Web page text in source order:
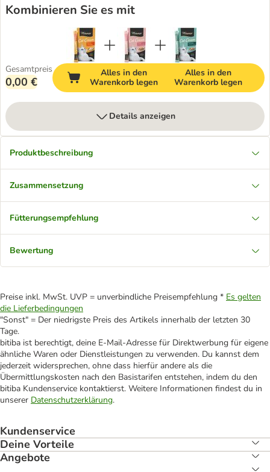
Kombinieren Sie es mit
Gesamtpreis
0,00 €
Alles in den
Warenkorb legen
Alles in den
Warenkorb legen
Details anzeigen
Produktbeschreibung
Zusammensetzung
Fütterungsempfehlung
Bewertung
Preise inkl. MwSt. UVP = unverbindliche Preisempfehlung * Es gelten
die Lieferbedingungen
"Sonst" = Der niedrigste Preis des Artikels innerhalb der letzten 30
Tage.
bitiba ist berechtigt, deine E-Mail-Adresse für Direktwerbung für eigene
ähnliche Waren oder Dienstleistungen zu verwenden. Du kannst dem
jederzeit widersprechen, ohne dass hierfür andere als die
Übermittlungskosten nach den Basistarifen entstehen, indem du den
bitiba Kundenservice kontaktierst. Weitere Informationen findest du in
unserer Datenschutzerklärung.
Kundenservice
Deine Vorteile
Angebote